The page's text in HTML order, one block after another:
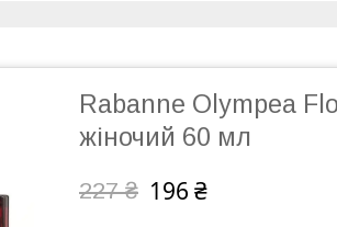
Rabanne Olympea
жіночий 60 мл
227 ₴ 196 ₴